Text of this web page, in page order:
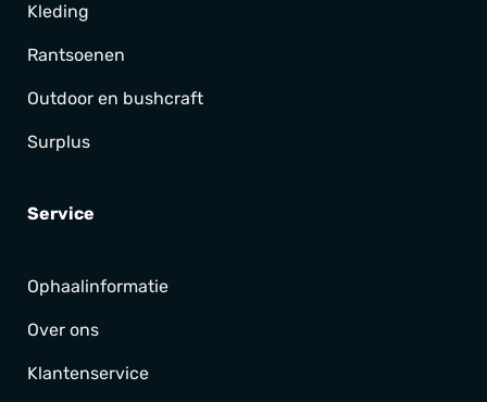
Kleding
Rantsoenen
Outdoor en bushcraft
Surplus
Service
Ophaalinformatie
Over ons
Klantenservice